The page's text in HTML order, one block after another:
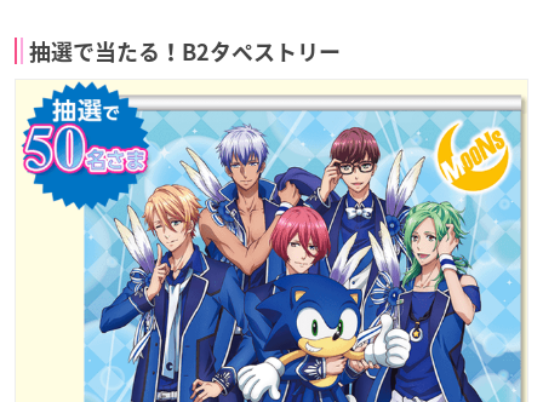
抽選で当たる！B2タペストリー